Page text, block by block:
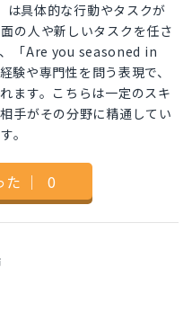
具体的な行動やタスクが
の人や新しいタスクを任さ
「Are you seasoned in
や専門性を問う表現で、
ます。こちらは一定のスキ
手がその分野に精通してい
。
た ｜ 0